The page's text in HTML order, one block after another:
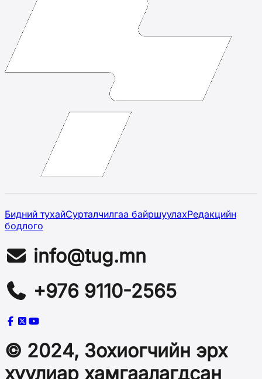
Бидний тухайСурталчилгаа байршуулахРедакцийн
бодлого
info@tug.mn
+976 9110-2565
© 2024, Зохиогчийн эрх
хуулиар хамгаалагдсан